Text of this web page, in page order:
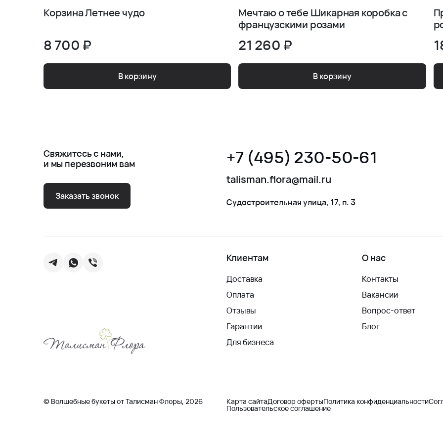
Корзина Летнее чудо
8 700 ₽
В корзину
Мечтаю о тебе Шикарная коробка с
французскими розами
21 260 ₽
В корзину
Свяжитесь с нами,
и мы перезвоним вам
Заказать звонок
+7 (495) 230-50-61
talisman.flora@mail.ru
Судостроительная улица, 17, п. 3
Клиентам
Доставка
Оплата
Отзывы
Гарантии
Для бизнеса
О нас
Контакты
Вакансии
Вопрос-ответ
Блог
© Волшебные букеты от Талисман Флоры, 2026 Карта сайтаДоговор офертыПолитика конфиденциальности
Пользовательское соглашение